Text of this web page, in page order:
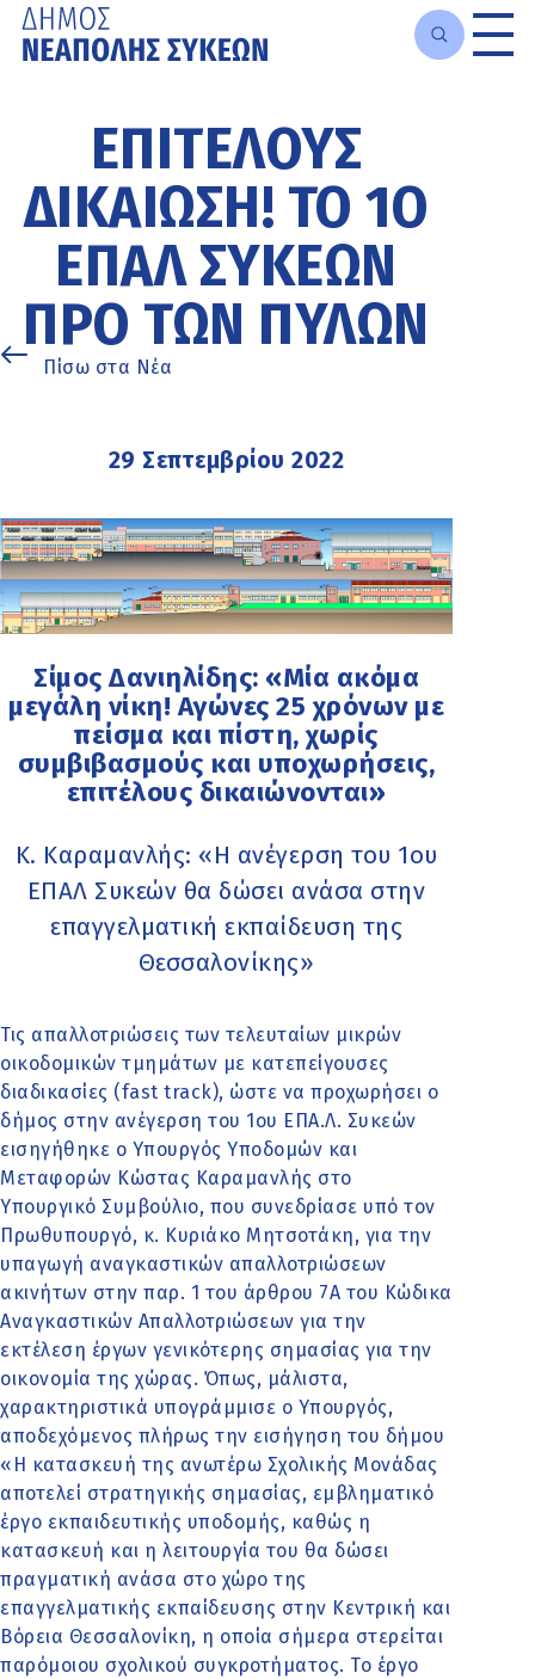
περιεχόμενοΕΠΙΤΈΛΟΥΣ
ΔΙΚΑΊΩΣΗ! ΤΟ 1Ο
ΕΠΑΛ ΣΥΚΕΏΝ
ΠΡΟ ΤΩΝ ΠΥΛΏΝ
Πίσω στα Νέα
29 Σεπτεμβρίου 2022
Σίμος Δανιηλίδης: «Μία ακόμα
μεγάλη νίκη! Αγώνες 25 χρόνων με
πείσμα και πίστη, χωρίς
συμβιβασμούς και υποχωρήσεις,
επιτέλους δικαιώνονται»
K. Καραμανλής: «Η ανέγερση του 1ου
ΕΠΑΛ Συκεών θα δώσει ανάσα στην
επαγγελματική εκπαίδευση της
Θεσσαλονίκης»
Τις απαλλοτριώσεις των τελευταίων μικρών
οικοδομικών τμημάτων με κατεπείγουσες
διαδικασίες (fast track), ώστε να προχωρήσει ο
δήμος στην ανέγερση του 1ου ΕΠΑ.Λ. Συκεών
εισηγήθηκε ο Υπουργός Υποδομών και
Μεταφορών Κώστας Καραμανλής στο
Υπουργικό Συμβούλιο, που συνεδρίασε υπό τον
Πρωθυπουργό, κ. Κυριάκο Μητσοτάκη, για την
υπαγωγή αναγκαστικών απαλλοτριώσεων
ακινήτων στην παρ. 1 του άρθρου 7Α του Κώδικα
Αναγκαστικών Απαλλοτριώσεων για την
εκτέλεση έργων γενικότερης σημασίας για την
οικονομία της χώρας. Όπως, μάλιστα,
χαρακτηριστικά υπογράμμισε ο Υπουργός,
αποδεχόμενος πλήρως την εισήγηση του δήμου
«Η κατασκευή της ανωτέρω Σχολικής Μονάδας
αποτελεί στρατηγικής σημασίας, εμβληματικό
έργο εκπαιδευτικής υποδομής, καθώς η
κατασκευή και η λειτουργία του θα δώσει
πραγματική ανάσα στο χώρο της
επαγγελματικής εκπαίδευσης στην Κεντρική και
Βόρεια Θεσσαλονίκη, η οποία σήμερα στερείται
παρόμοιου σχολικού συγκροτήματος. Το έργο